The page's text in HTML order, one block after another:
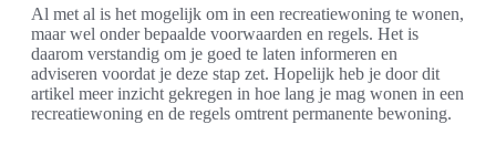
Al met al is het mogelijk om in een recreatiewoning te wonen,
maar wel onder bepaalde voorwaarden en regels. Het is
daarom verstandig om je goed te laten informeren en
adviseren voordat je deze stap zet. Hopelijk heb je door dit
artikel meer inzicht gekregen in hoe lang je mag wonen in een
recreatiewoning en de regels omtrent permanente bewoning.